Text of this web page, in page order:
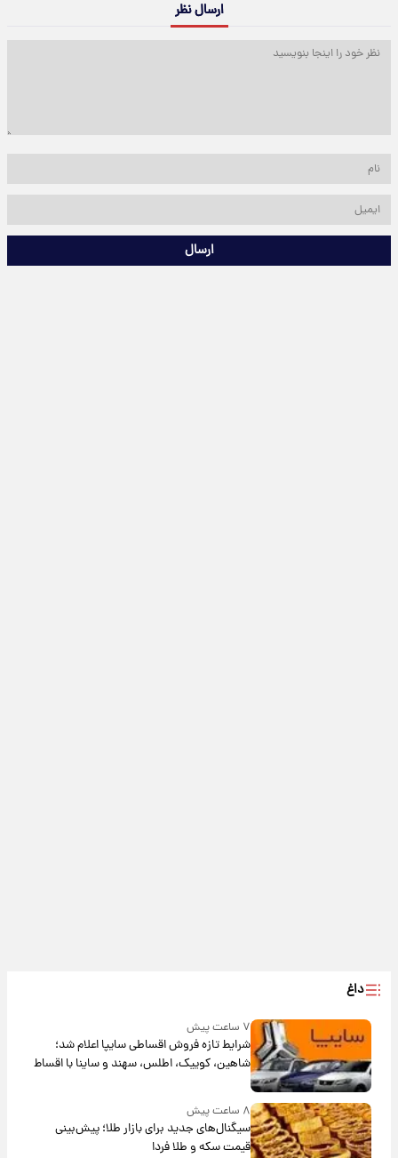
ارسال نظر
ارسال
داغ
۷ ساعت پیش
شرایط تازه فروش اقساطی سایپا اعلام شد؛
شاهین، کوییک، اطلس، سهند و ساینا با اقساط
بلندمدت + جدول
۸ ساعت پیش
سیگنال‌های جدید برای بازار طلا؛ پیش‌بینی
قیمت سکه و طلا فردا